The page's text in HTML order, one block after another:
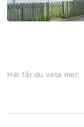
Här får du veta mer: